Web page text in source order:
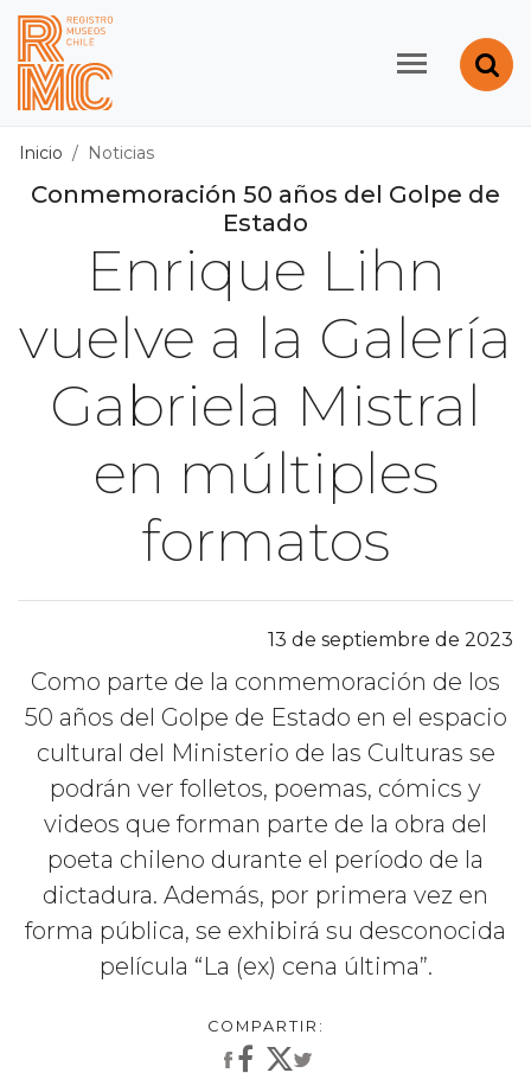
Contenido principal
Registro de Museos
Inicio Noticias
Conmemoración 50 años del Golpe de
Estado
Enrique Lihn
vuelve a la Galería
Gabriela Mistral
en múltiples
formatos
13 de septiembre de 2023
Como parte de la conmemoración de los
50 años del Golpe de Estado en el espacio
cultural del Ministerio de las Culturas se
podrán ver folletos, poemas, cómics y
videos que forman parte de la obra del
poeta chileno durante el período de la
dictadura. Además, por primera vez en
forma pública, se exhibirá su desconocida
película “La (ex) cena última”.